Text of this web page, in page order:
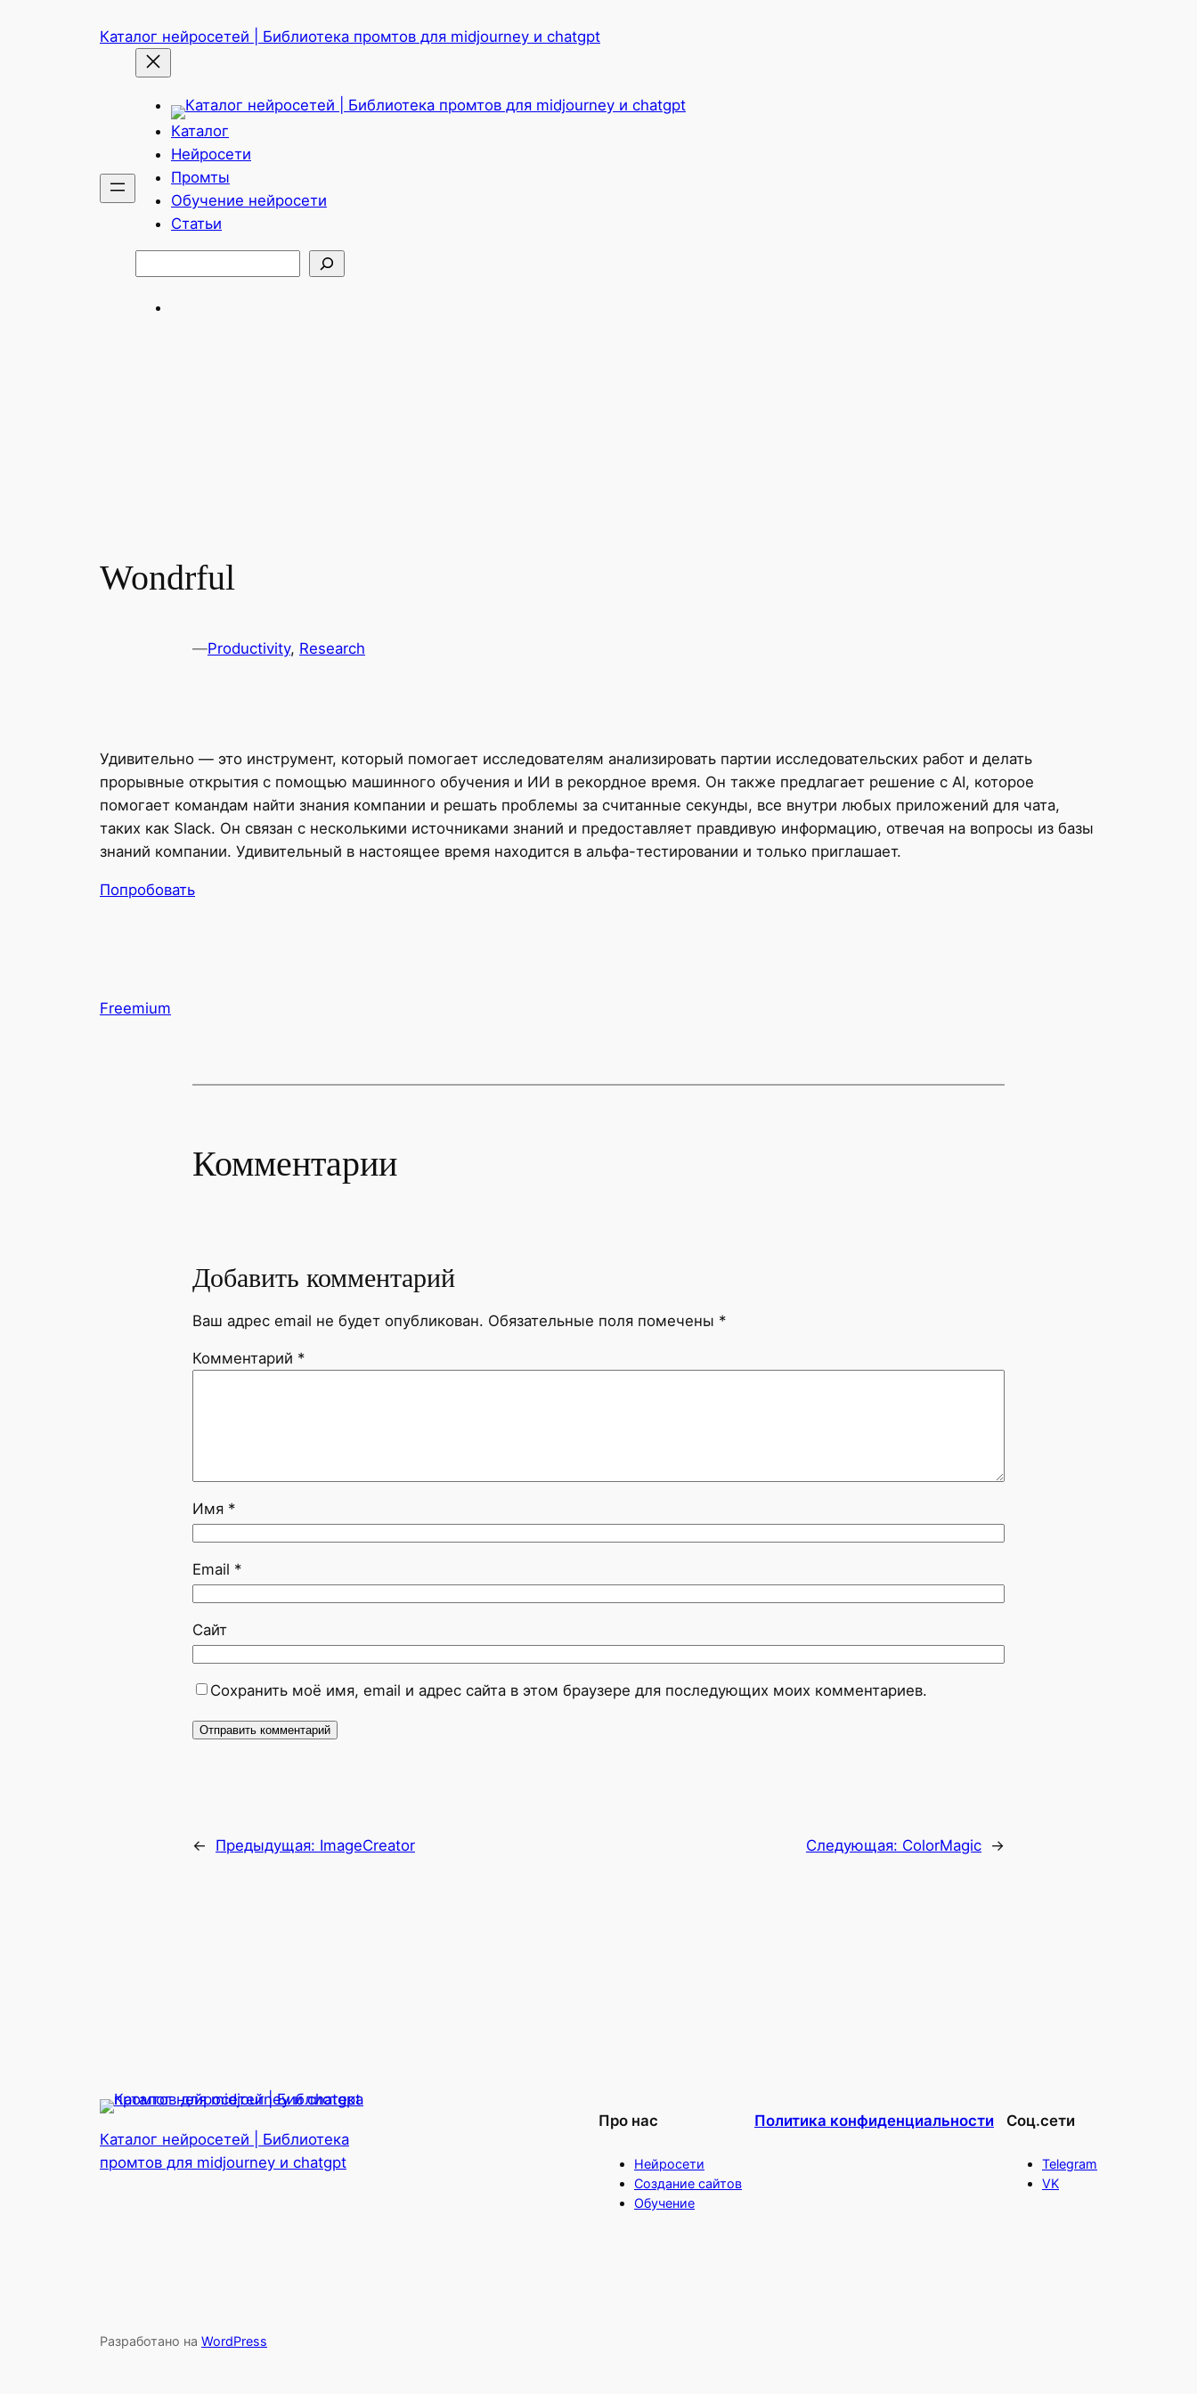
Каталог нейросетей | Библиотека промтов для midjourney и chatgpt
Каталог
Нейросети
Промты
Обучение нейросети
Статьи
Wondrful
—Productivity, Research
Удивительно — это инструмент, который помогает исследователям анализировать партии исследовательских работ и делать
прорывные открытия с помощью машинного обучения и ИИ в рекордное время. Он также предлагает решение с AI, которое
помогает командам найти знания компании и решать проблемы за считанные секунды, все внутри любых приложений для чата,
таких как Slack. Он связан с несколькими источниками знаний и предоставляет правдивую информацию, отвечая на вопросы из базы
знаний компании. Удивительный в настоящее время находится в альфа-тестировании и только приглашает.
Попробовать
Freemium
Комментарии
Добавить комментарий
Ваш адрес email не будет опубликован. Обязательные поля помечены *
Комментарий *
Имя *
Email *
Сайт
Сохранить моё имя, email и адрес сайта в этом браузере для последующих моих комментариев.
← Предыдущая: ImageCreator Следующая: ColorMagic →
Каталог нейросетей | Библиотека
промтов для midjourney и chatgpt
Про нас
Нейросети
Создание сайтов
Обучение
Политика конфиденциальности Соц.сети
Telegram
VK
Разработано на WordPress